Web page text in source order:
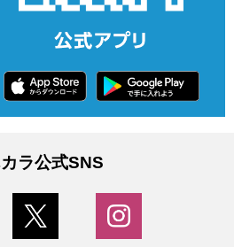
ラ公式SNS